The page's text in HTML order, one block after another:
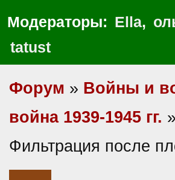
Модераторы: Ella,
tatust
Форум » Войны и
война 1939-1945 гг. »
Фильтрация после